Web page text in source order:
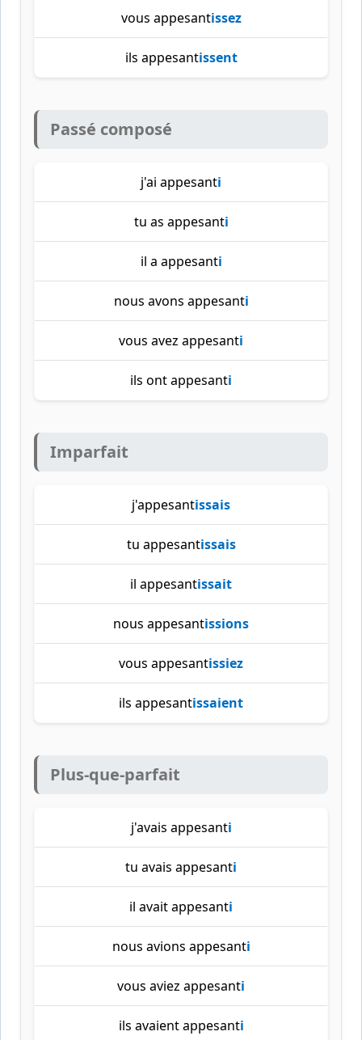
vous appesantissez
ils appesantissent
Passé composé
j'ai appesanti
tu as appesanti
il a appesanti
nous avons appesanti
vous avez appesanti
ils ont appesanti
Imparfait
j'appesantissais
tu appesantissais
il appesantissait
nous appesantissions
vous appesantissiez
ils appesantissaient
Plus-que-parfait
j'avais appesanti
tu avais appesanti
il avait appesanti
nous avions appesanti
vous aviez appesanti
ils avaient appesanti